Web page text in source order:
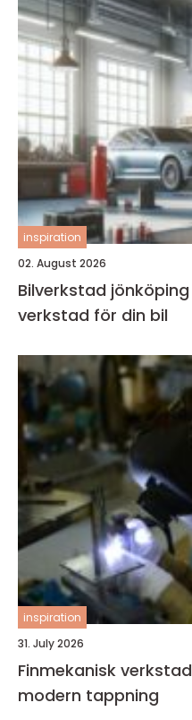
inspiration
02. August 2026
Bilverkstad jönköping så väljer du rätt
verkstad för din bil
inspiration
31. July 2026
Finmekanisk verkstad precisionshantverk i
modern tappning